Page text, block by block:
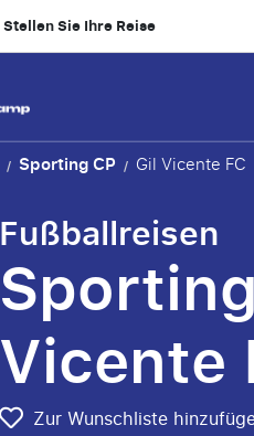
Stellen Sie Ihre Reise
/ Sporting CP / Gil Vicente FC
Fußballreisen
Vicente
Zur Wunschliste